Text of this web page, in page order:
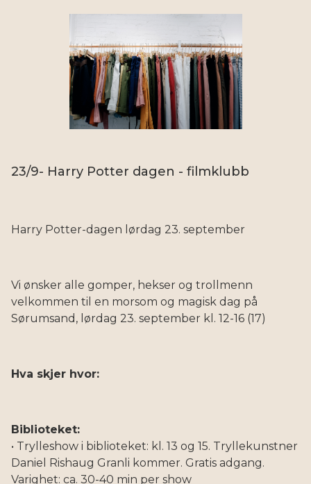
23/9- Harry Potter dagen - filmklubb
Harry Potter-dagen lørdag 23. september
Vi ønsker alle gomper, hekser og trollmenn
velkommen til en morsom og magisk dag på
Sørumsand, lørdag 23. september kl. 12-16 (17)
Hva skjer hvor:
Biblioteket:
• Trylleshow i biblioteket: kl. 13 og 15. Tryllekunstner
Daniel Rishaug Granli kommer. Gratis adgang.
Varighet: ca. 30-40 min per show